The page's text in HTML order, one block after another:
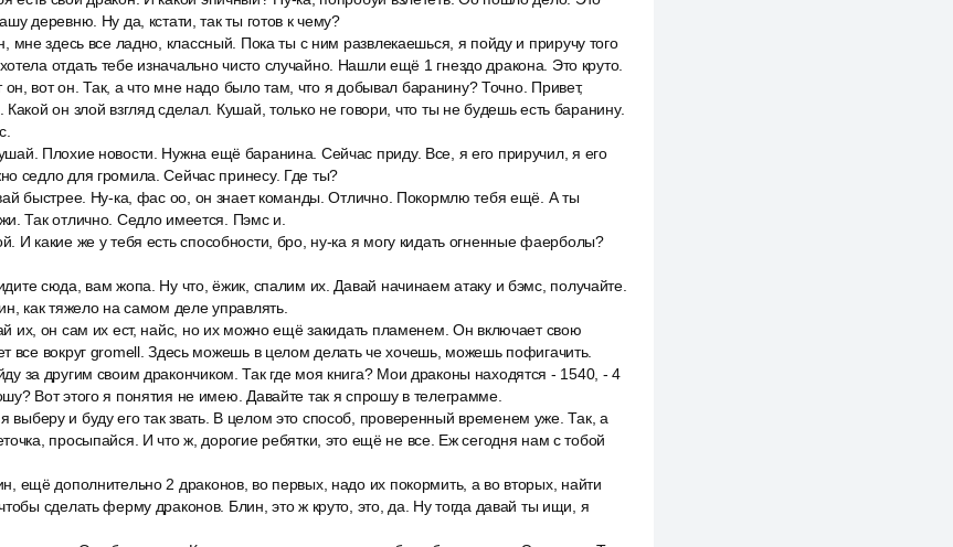
деревню. Ну да, кстати, так ты готов к чему?
мне здесь все ладно, классный. Пока ты с ним развлекаешься, я пойду и приручу того
отдать тебе изначально чисто случайно. Нашли ещё 1 гнездо дракона. Это круто.
он, вот он. Так, а что мне надо было там, что я добывал баранину? Точно. Привет,
он злой взгляд сделал. Кушай, только не говори, что ты не будешь есть баранину.
Плохие новости. Нужна ещё баранина. Сейчас приду. Все, я его приручил, я его
седло для громила. Сейчас принесу. Где ты?
быстрее. Ну-ка, фас оо, он знает команды. Отлично. Покормлю тебя ещё. А ты
Так отлично. Седло имеется. Пэмс и.
И какие же у тебя есть способности, бро, ну-ка я могу кидать огненные фаерболы?
сюда, вам жопа. Ну что, ёжик, спалим их. Давай начинаем атаку и бэмс, получайте.
как тяжело на самом деле управлять.
их, он сам их ест, найс, но их можно ещё закидать пламенем. Он включает свою
все вокруг gromell. Здесь можешь в целом делать че хочешь, можешь пофигачить.
за другим своим дракончиком. Так где моя книга? Мои драконы находятся - 1540, - 4
Вот этого я понятия не имею. Давайте так я спрошу в телеграмме.
выберу и буду его так звать. В целом это способ, проверенный временем уже. Так, а
просыпайся. И что ж, дорогие ребятки, это ещё не все. Еж сегодня нам с тобой
ещё дополнительно 2 драконов, во первых, надо их покормить, а во вторых, найти
сделать ферму драконов. Блин, это ж круто, это, да. Ну тогда давай ты ищи, я